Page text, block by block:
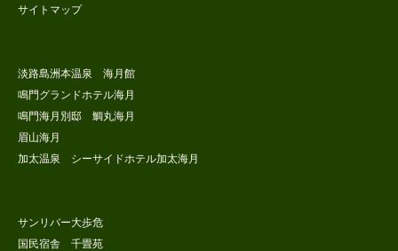
サイトマップ
淡路島洲本温泉 海月館
鳴門グランドホテル海月
鳴門海月別邸 鯛丸海月
眉山海月
加太温泉 シーサイドホテル加太海月
サンリバー大歩危
国民宿舎 千畳苑